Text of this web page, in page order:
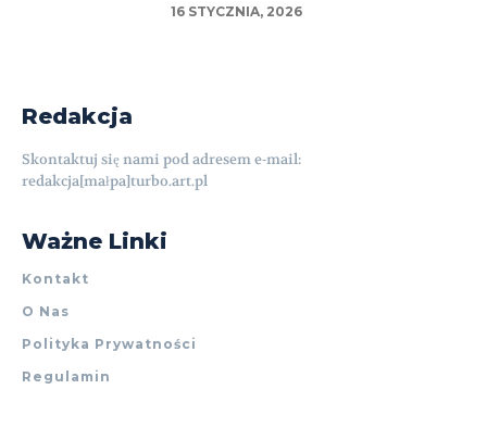
16 STYCZNIA, 2026
Redakcja
Skontaktuj się nami pod adresem e-mail:
redakcja[małpa]turbo.art.pl
Ważne Linki
Kontakt
O Nas
Polityka Prywatności
Regulamin